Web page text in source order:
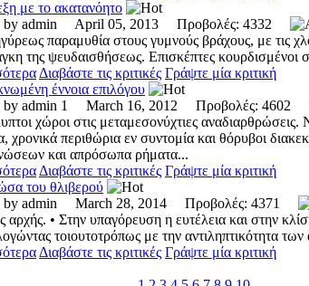
με το ακατανόητο
by admin April 05, 2013 Προβολές: 4332
παραμυθία στους γυμνούς βράχους, με τις
της ψευδαισθήσεως. Επισκέπτες κουρδισμένοι
Διαβάστε τις κριτικές Γράψτε μία κριτική
έννοια επιλόγου
by admin 1 March 16, 2012 Προβολές: 4602
χώροι στις μεταμεσονύχτιες
χρονικά περιθώρια εν συντομία και θόρυβοι
και απρόσωπα ρήματα...
Διαβάστε τις κριτικές Γράψτε μία κριτική
του θλιβερού
by admin March 28, 2014 Προβολές: 4371
αρχής. • Στην υπαγόρευση η ευτέλεια και στην
τοιουτοτρόπως με την αντιληπτικότητα
Διαβάστε τις κριτικές Γράψτε μία κριτική